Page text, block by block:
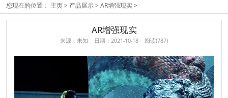
您现在的位置： 主页> 产品展示> AR增强现实>
AR增强现实
来源：未知 日期：2021-10-18 阅读(787)